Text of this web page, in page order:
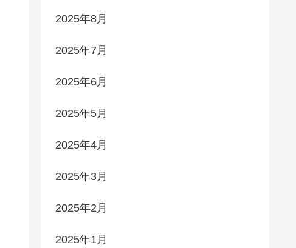
2025年8月
2025年7月
2025年6月
2025年5月
2025年4月
2025年3月
2025年2月
2025年1月